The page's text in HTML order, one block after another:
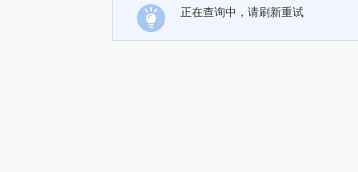
正在查询中，请刷新重试